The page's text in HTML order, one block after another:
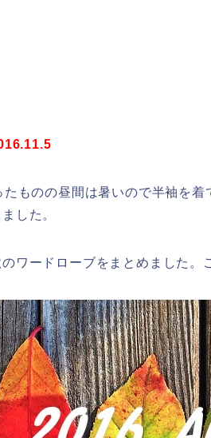
たものの昼間は暑いので半袖を
した。
のワードローブをまとめました。